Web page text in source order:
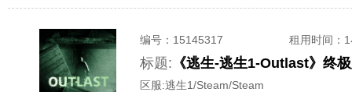
编号： 15145317 租用时间 ：
标题: 《逃生-逃生1-Outlast》终
区服:逃生1/Steam/Steam